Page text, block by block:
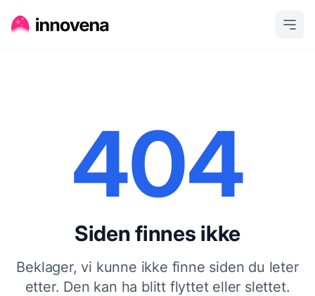
404
Siden finnes ikke
Beklager, vi kunne ikke finne siden du leter
etter. Den kan ha blitt flyttet eller slettet.